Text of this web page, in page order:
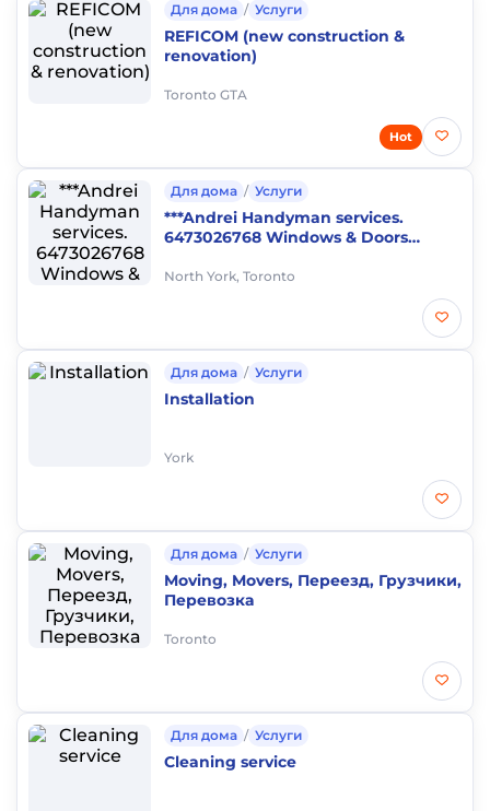
Для дома / Услуги
REFICOM (new construction &
renovation)
Toronto GTA
Hot
Для дома / Услуги
***Andrei Handyman services.
6473026768 Windows & Doors
Repair
North York, Toronto
Для дома / Услуги
Installation
York
Для дома / Услуги
Moving, Movers, Переезд, Грузчики,
Перевозка
Toronto
Для дома / Услуги
Cleaning service